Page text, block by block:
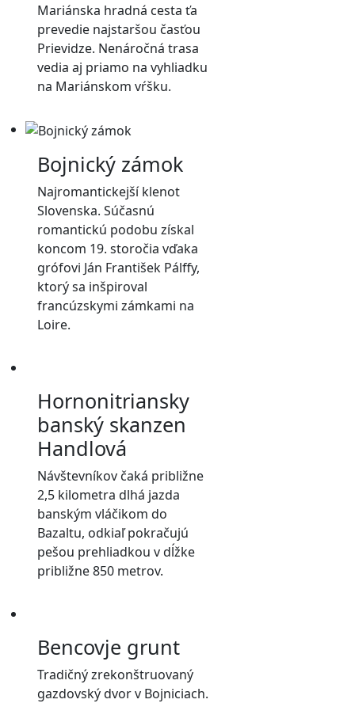
Mariánska hradná cesta ťa
prevedie najstaršou časťou
Prievidze. Nenáročná trasa
vedia aj priamo na vyhliadku
na Mariánskom vŕšku.
Bojnický zámok
Najromantickejší klenot
Slovenska. Súčasnú
romantickú podobu získal
koncom 19. storočia vďaka
grófovi Ján František Pálffy,
ktorý sa inšpiroval
francúzskymi zámkami na
Loire.
Hornonitriansky
banský skanzen
Handlová
Návštevníkov čaká približne
2,5 kilometra dlhá jazda
banským vláčikom do
Bazaltu, odkiaľ pokračujú
pešou prehliadkou v dĺžke
približne 850 metrov.
Bencovje grunt
Tradičný zrekonštruovaný
gazdovský dvor v Bojniciach.